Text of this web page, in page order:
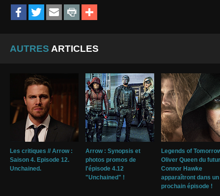
AUTRES ARTICLES
Les critiques // Arrow :
Saison 4. Episode 12.
Unchained.
Arrow : Synopsis et
photos promos de
l'épisode 4.12
"Unchained" !
Legends of
Oliver Queen du
Connor Hawke
apparaîtront dans un
prochain épisode !